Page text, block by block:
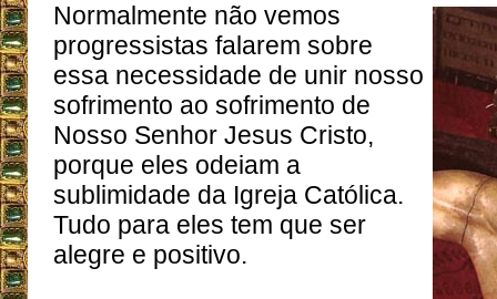
Normalmente não vemos
progressistas falarem sobre
essa necessidade de unir nosso
sofrimento ao sofrimento de
Nosso Senhor Jesus Cristo,
porque eles odeiam a
sublimidade da Igreja Católica.
Tudo para eles tem que ser
alegre e positivo.